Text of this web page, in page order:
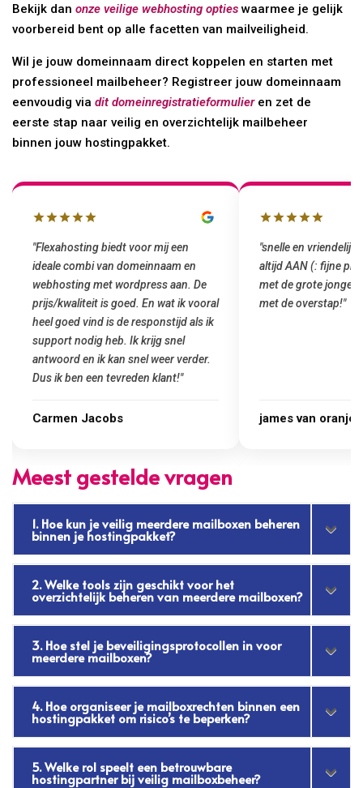
Bekijk danonze veilige webhosting opties waarmee je gelijk
voorbereid bent op alle facetten van mailveiligheid.
Wil je jouw domeinnaam direct koppelen en starten met
professioneel mailbeheer? Registreer jouw domeinnaam
eenvoudig viadit domeinregistratieformulieren zet de
eerste stap naar veilig en overzichtelijk mailbeheer
binnen jouw hostingpakket.
"snelle en vriendelijke service. staat
altijd AAN (: fijne prijzen vergeleken
met de grote jongens en dus nu al blij
met de overstap!"
james van oranje
"Top service. Ik had
het installeren van
was meteen door
gemaakt. Top
Marcel Thijs
Meest gestelde vragen
1. Hoe kun je veilig meerdere mailboxen beheren
binnen je hostingpakket?
2. Welke tools zijn geschikt voor het
overzichtelijk beheren van meerdere mailboxen?
3. Hoe stel je beveiligingsprotocollen in voor
meerdere mailboxen?
4. Hoe organiseer je mailboxrechten binnen een
hostingpakket om risico’s te beperken?
5. Welke rol speelt een betrouwbare
hostingpartner bij veilig mailboxbeheer?